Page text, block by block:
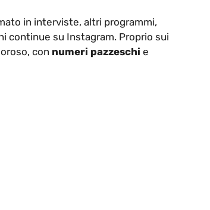
in interviste, altri programmi,
continue su Instagram. Proprio sui
con numeri pazzeschi e